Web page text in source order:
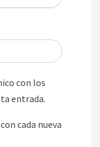
con los
entrada.
cada nueva